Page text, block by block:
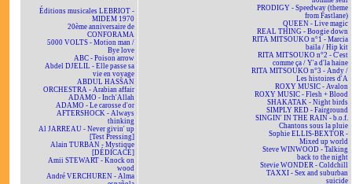
Éditions musicales LEBRIOT -
MIDEM 1970
20ème anniversaire de
CONFORAMA
5000 VOLTS - Motion man /
Bye love
ABC - Poison arrow
Abdel DJELIL - Elle passe sa
vie en voyage
ABDUL HASSAN
ORCHESTRA - Arabian affair
ADAMO - Inch'Allah
ADAMO - Le carosse d'or
AFTERSHOCK - Always
thinking
Al JARREAU - Never givin' up
[Test Pressing]
Alain TURBAN - Mystique
[DÉDICACÉ]
Amii STEWART - Knock on
wood
André VERCHUREN - Alma
PRODIGY - Speedway (theme
from Fastlane)
QUEEN - Live magic
REAL THING - Boogie down
RITA MITSOUKO n°1 - Marcia
baila / Hip kit
RITA MITSOUKO n°2 - C'est
comme ça / Y'a d'la haine
RITA MITSOUKO n°3 - Andy /
Les histoires d'A
ROXY MUSIC - Avalon
ROXY MUSIC - Flesh + Blood
SHAKATAK - Night birds
SIMPLY RED - Fairground
SINGIN' IN THE RAIN - b.o.f.
Chantons sous la pluie
Sophie ELLIS-BEXTOR -
Mixed up world
Steve WINWOOD - Talking
back to the night
Stevie WONDER - Coldchill
TAXXI - Sex and suburban
suicide